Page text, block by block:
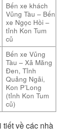
Bến xe khách
Vũng Tàu – Bến
xe Ngọc Hồi –
tỉnh Kon Tum
cũ
Bến xe Vũng
Tàu – Xã Măng
Đen, Tỉnh
Quảng Ngãi,
Kon P’Long
(tỉnh Kon Tum
cũ)
tiết về các nhà